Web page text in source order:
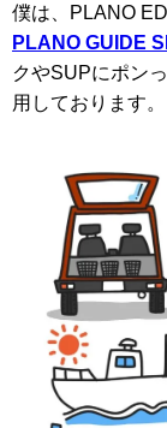
僕は、PLANO
PLANO GUIDE
クやSUPにポン
用しております。